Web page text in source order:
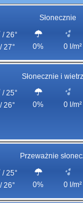
Słonecznie
/ 26°
27°
0% 0 l/m²
Słonecznie i
/ 25°
26°
0% 0 l/m²
Przeważnie
/ 25°
26°
0% 0 l/m²